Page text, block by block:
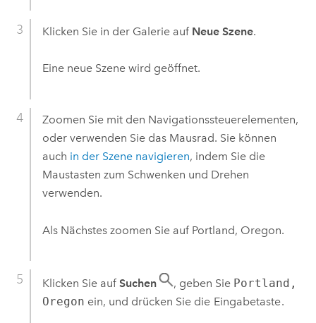
Klicken Sie in der Galerie auf Neue Szene.
Eine neue Szene wird geöffnet.
Zoomen Sie mit den Navigationssteuerelementen,
oder verwenden Sie das Mausrad. Sie können
auch in der Szene navigieren, indem Sie die
Maustasten zum Schwenken und Drehen
verwenden.
Als Nächstes zoomen Sie auf Portland, Oregon.
Klicken Sie auf Suchen , geben Sie Portland,
Oregon ein, und drücken Sie die Eingabetaste.